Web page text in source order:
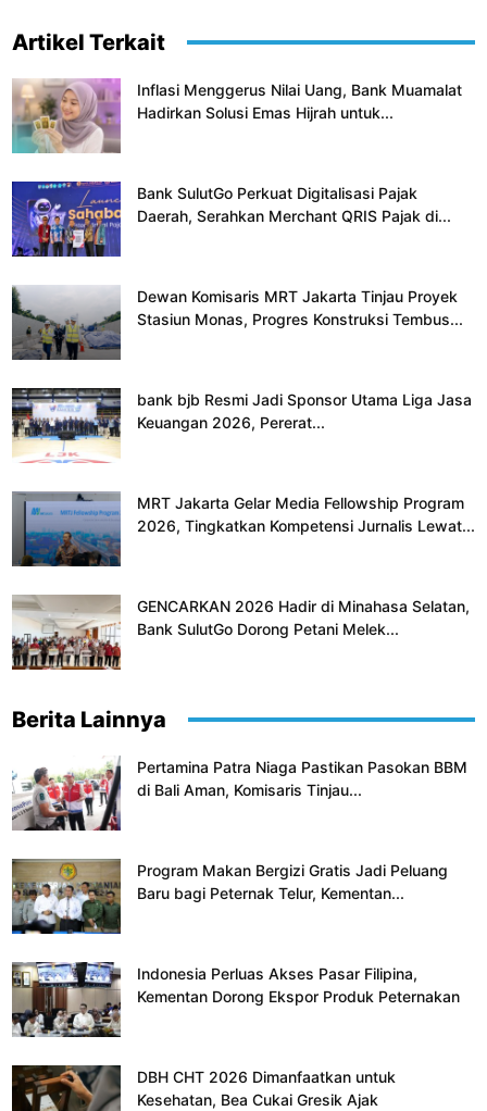
Artikel Terkait
Inflasi Menggerus Nilai Uang, Bank Muamalat
Hadirkan Solusi Emas Hijrah untuk...
Bank SulutGo Perkuat Digitalisasi Pajak
Daerah, Serahkan Merchant QRIS Pajak di...
Dewan Komisaris MRT Jakarta Tinjau Proyek
Stasiun Monas, Progres Konstruksi Tembus...
bank bjb Resmi Jadi Sponsor Utama Liga Jasa
Keuangan 2026, Pererat...
MRT Jakarta Gelar Media Fellowship Program
2026, Tingkatkan Kompetensi Jurnalis Lewat...
GENCARKAN 2026 Hadir di Minahasa Selatan,
Bank SulutGo Dorong Petani Melek...
Berita Lainnya
Pertamina Patra Niaga Pastikan Pasokan BBM
di Bali Aman, Komisaris Tinjau...
Program Makan Bergizi Gratis Jadi Peluang
Baru bagi Peternak Telur, Kementan...
Indonesia Perluas Akses Pasar Filipina,
Kementan Dorong Ekspor Produk Peternakan
DBH CHT 2026 Dimanfaatkan untuk
Kesehatan, Bea Cukai Gresik Ajak